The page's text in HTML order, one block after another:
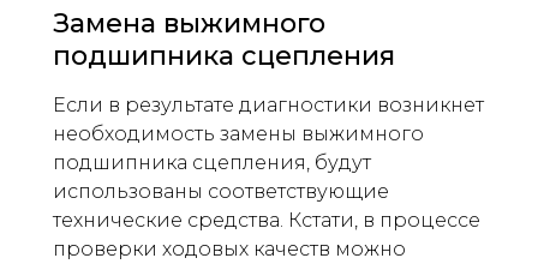
Замена выжимного
подшипника сцепления
Если в результате диагностики возникнет
необходимость замены выжимного
подшипника сцепления, будут
использованы соответствующие
технические средства. Кстати, в процессе
проверки ходовых качеств можно